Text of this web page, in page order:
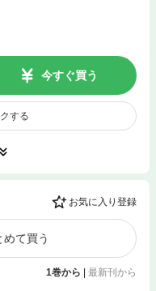
今すぐ買う
する
お気に入り登録
て買う
1巻から 最新刊から